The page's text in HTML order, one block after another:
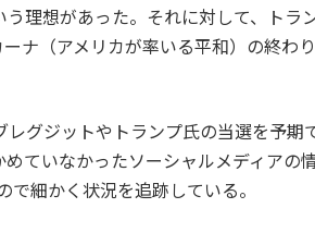
理想があった。それに対して、トラ
ナ（アメリカが率いる平和）の終わ
グジットやトランプ氏の当選を予期
ていなかったソーシャルメディアの
細かく状況を追跡している。